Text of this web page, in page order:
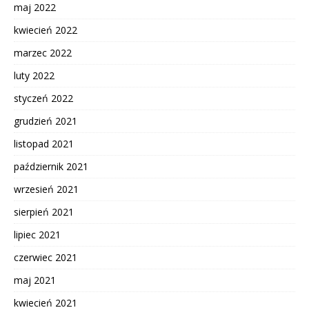
maj 2022
kwiecień 2022
marzec 2022
luty 2022
styczeń 2022
grudzień 2021
listopad 2021
październik 2021
wrzesień 2021
sierpień 2021
lipiec 2021
czerwiec 2021
maj 2021
kwiecień 2021